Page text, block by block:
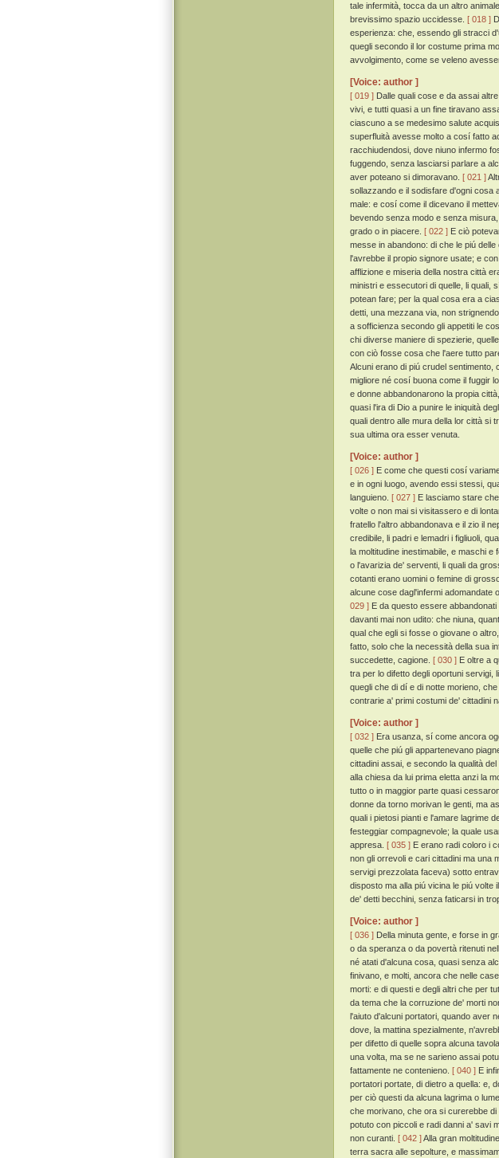
tale infermità, tocca da un altro
brevissimo spazio uccidesse. [ 018 ]
esperienza: che, essendo gli stracci
quegli secondo il lor costume prima
avvolgimento, come se veleno
[Voice: author ]
[ 019 ] Dalle quali cose e da assai
vivi, e tutti quasi a un fine tiravano
ciascuno a se medesimo salute
superfluità avesse molto a cosí fatto
racchiudendosi, dove niuno infermo
fuggendo, senza lasciarsi parlare a
aver poteano si dimoravano. [ 021 ]
sollazzando e il sodisfare d'ogni cosa
male: e cosí come il dicevano il
bevendo senza modo e senza
grado o in piacere. [ 022 ] E ciò
messe in abandono: di che le piú
l'avrebbe il propio signore usate; e
afflizione e miseria della nostra città
ministri e essecutori di quelle, li quali,
potean fare; per la qual cosa era a
detti, una mezzana via, non
a sofficienza secondo gli appetiti le
chi diverse maniere di spezierie,
con ciò fosse cosa che l'aere tutto
Alcuni erano di piú crudel
migliore né cosí buona come il fuggir
e donne abbandonarono la propia
quasi l'ira di Dio a punire le iniquità
quali dentro alle mura della lor città si
sua ultima ora esser venuta.
[Voice: author ]
[ 026 ] E come che questi cosí
e in ogni luogo, avendo essi stessi,
languieno. [ 027 ] E lasciamo stare
volte o non mai si visitassero e di
fratello l'altro abbandonava e il zio il
credibile, li padri e lemadri i figliuoli,
la moltitudine inestimabile, e maschi
o l'avarizia de' serventi, li quali da
cotanti erano uomini o femine di
alcune cose dagl'infermi adomandate
029 ] E da questo essere
davanti mai non udito: che niuna,
qual che egli si fosse o giovane o
fatto, solo che la necessità della sua
succedette, cagione. [ 030 ] E oltre a
tra per lo difetto degli oportuni servigi,
quegli che di dí e di notte morieno,
contrarie a' primi costumi de' cittadini
[Voice: author ]
[ 032 ] Era usanza, sí come ancora
quelle che piú gli appartenevano
cittadini assai, e secondo la qualità
alla chiesa da lui prima eletta anzi la
tutto o in maggior parte quasi
donne da torno morivan le genti, ma
quali i pietosi pianti e l'amare lagrime
festeggiar compagnevole; la quale
appresa. [ 035 ] E erano radi coloro i
non gli orrevoli e cari cittadini ma una
servigi prezzolata faceva) sotto
disposto ma alla piú vicina le piú volte
de' detti becchini, senza faticarsi in
[Voice: author ]
[ 036 ] Della minuta gente, e forse in
o da speranza o da povertà ritenuti
né atati d'alcuna cosa, quasi senza
finivano, e molti, ancora che nelle
morti: e di questi e degli altri che per
da tema che la corruzione de' morti
l'aiuto d'alcuni portatori, quando aver
dove, la mattina spezialmente,
per difetto di quelle sopra alcuna
una volta, ma se ne sarieno assai
fattamente ne contenieno. [ 040 ] E
portatori portate, di dietro a quella: e,
per ciò questi da alcuna lagrima o
che morivano, che ora si curerebbe
potuto con piccoli e radi danni a' savi
non curanti. [ 042 ]Alla gran
terra sacra alle sepolture, e